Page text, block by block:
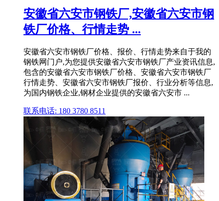
安徽省六安市钢铁厂,安徽省六安市钢
铁厂价格、行情走势 ...
安徽省六安市钢铁厂价格、报价、行情走势来自于我的
钢铁网门户,为您提供安徽省六安市钢铁厂产业资讯信息,
包含的安徽省六安市钢铁厂价格、安徽省六安市钢铁厂
行情走势、安徽省六安市钢铁厂报价、行业分析等信息,
为国内钢铁企业,钢材企业提供的安徽省六安市 ...
联系电话: 180 3780 8511